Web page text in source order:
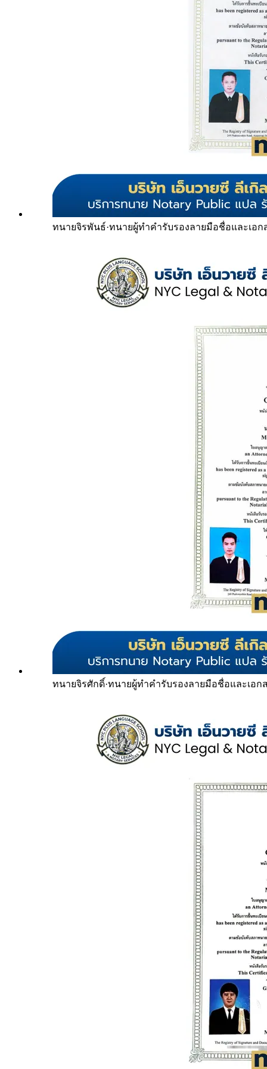
ทนายจิรพันธ์·ทนายผู้ทำคำรับรองลายมือชื่อและเอก
ทนายจิรศักดิ์·ทนายผู้ทำคำรับรองลายมือชื่อและเอก